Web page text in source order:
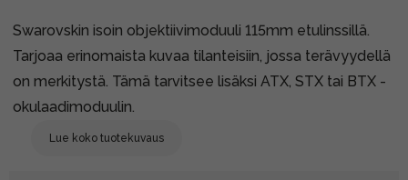
Swarovskin isoin objektiivimoduuli 115mm etulinssillä.
Tarjoaa erinomaista kuvaa tilanteisiin, jossa terävyydellä
on merkitystä. Tämä tarvitsee lisäksi ATX, STX tai BTX -
okulaadimoduulin.
Lue koko tuotekuvaus